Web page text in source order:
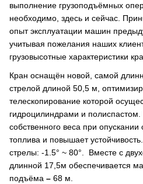
выполнение грузоподъёмных
необходимо, здесь и сейчас.
опыт эксплуатации машин
учитывая пожелания наших
грузовысотные характеристики
Кран оснащён новой, самой
стрелой длиной 50,5 м,
телескопирование которой
гидроцилиндрами и
собственного веса при
топлива и повышает
стрелы: -1.5° ~ 80°. Вместе с
длинной 17,5м обеспечивается
подъёма – 68 м.